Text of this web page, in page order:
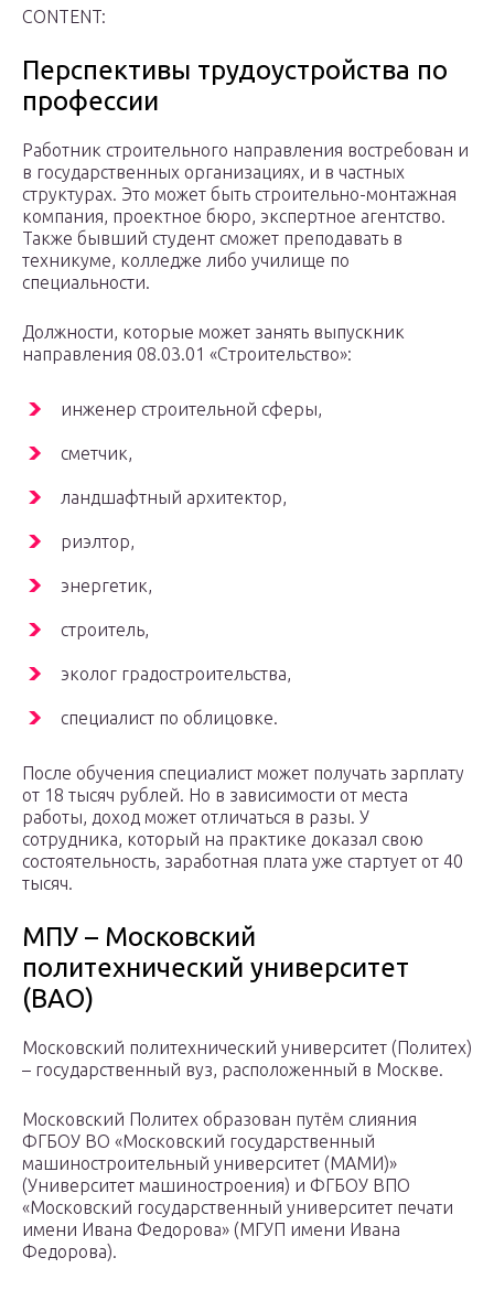
CONTENT:
Перспективы трудоустройства по
профессии
Работник строительного направления востребован и
в государственных организациях, и в частных
структурах. Это может быть строительно-монтажная
компания, проектное бюро, экспертное агентство.
Также бывший студент сможет преподавать в
техникуме, колледже либо училище по
специальности.
Должности, которые может занять выпускник
направления 08.03.01 «Строительство»:
инженер строительной сферы,
сметчик,
ландшафтный архитектор,
риэлтор,
энергетик,
строитель,
эколог градостроительства,
специалист по облицовке.
После обучения специалист может получать зарплату
от 18 тысяч рублей. Но в зависимости от места
работы, доход может отличаться в разы. У
сотрудника, который на практике доказал свою
состоятельность, заработная плата уже стартует от 40
тысяч.
МПУ – Московский
политехнический университет
(ВАО)
Московский политехнический университет (Политех)
– государственный вуз, расположенный в Москве.
Московский Политех образован путём слияния
ФГБОУ ВО «Московский государственный
машиностроительный университет (МАМИ)»
(Университет машиностроения) и ФГБОУ ВПО
«Московский государственный университет печати
имени Ивана Федорова» (МГУП имени Ивана
Федорова).